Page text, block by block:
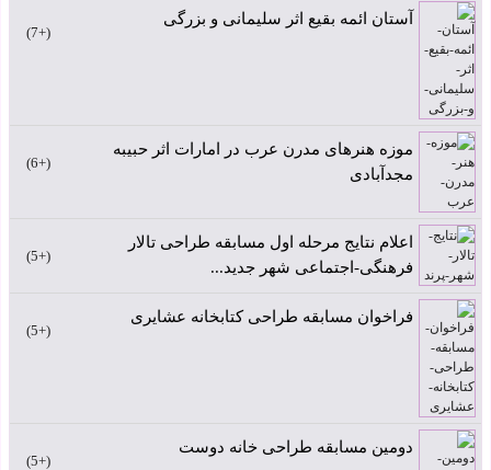
آستان ائمه بقیع اثر سلیمانی و بزرگی
+7
موزه هنرهای مدرن عرب در امارات اثر حبیبه
مجدآبادی
+6
اعلام نتایج مرحله اول مسابقه طراحی تالار
فرهنگی-اجتماعی شهر جدید...
+5
فراخوان مسابقه طراحی کتابخانه عشایری
+5
دومین مسابقه طراحی خانه دوست
+5